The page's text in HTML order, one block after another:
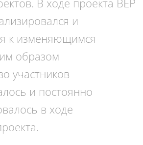
В ходе проекта BEP
и
к изменяющимся
образом
участников
и постоянно
в ходе